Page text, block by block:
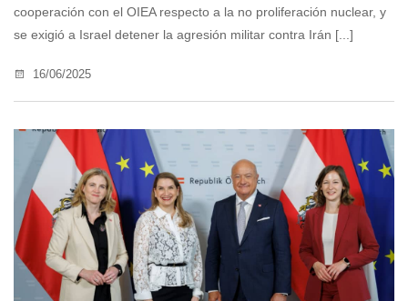
cooperación con el OIEA respecto a la no proliferación nuclear, y
se exigió a Israel detener la agresión militar contra Irán [...]
16/06/2025